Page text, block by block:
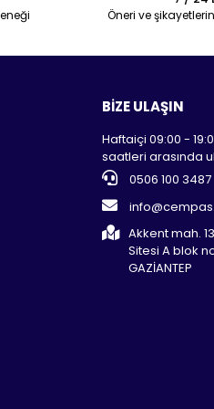
Öneri ve
BİZE ULAŞIN
Haftaiçi 09:00 -
saatleri arasında
0506 100 3487
Akkent mah.
Sitesi A blok
GAZİANTEP